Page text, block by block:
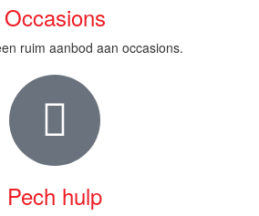
Occasions
ruim aanbod aan occasions.
Pech hulp